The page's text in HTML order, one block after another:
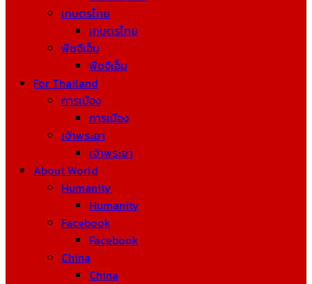
เกษตรไทย
เกษตรไทย
พืชจีเอ็ม
พืชจีเอ็ม
For Thailand
การเมือง
การเมือง
เจ้าพระยา
เจ้าพระยา
About World
Humanity
Humanity
Facebook
Facebook
China
China